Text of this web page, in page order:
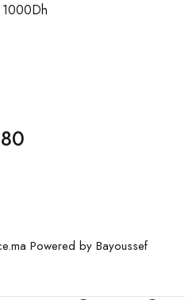
1000Dh
Powered by Bayoussef